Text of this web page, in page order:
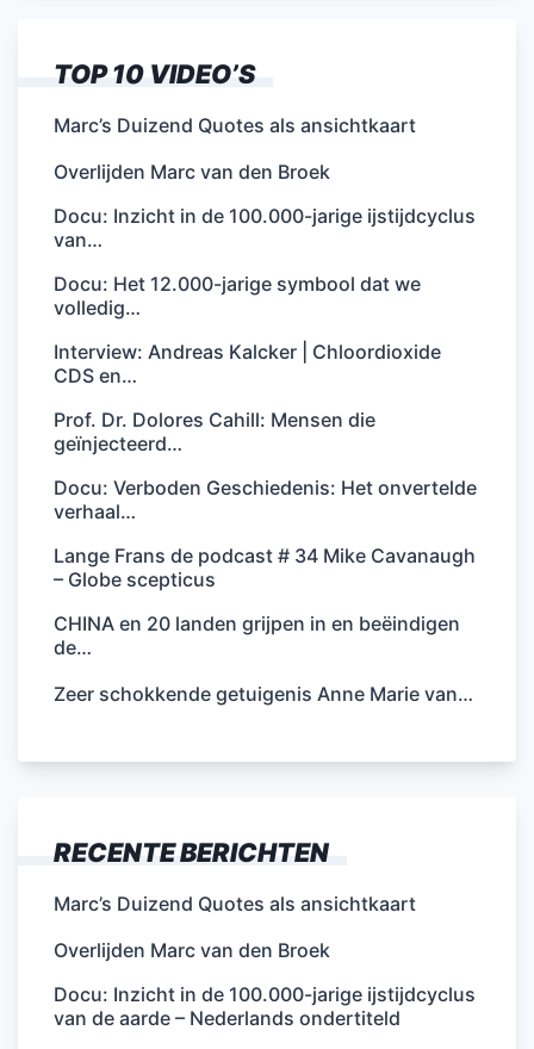
TOP 10 VIDEO’S
Marc’s Duizend Quotes als ansichtkaart
Overlijden Marc van den Broek
Docu: Inzicht in de 100.000-jarige ijstijdcyclus
van…
Docu: Het 12.000-jarige symbool dat we
volledig…
Interview: Andreas Kalcker | Chloordioxide
CDS en…
Prof. Dr. Dolores Cahill: Mensen die
geïnjecteerd…
Docu: Verboden Geschiedenis: Het onvertelde
verhaal…
Lange Frans de podcast # 34 Mike Cavanaugh
– Globe scepticus
CHINA en 20 landen grijpen in en beëindigen
de…
Zeer schokkende getuigenis Anne Marie van…
RECENTE BERICHTEN
Marc’s Duizend Quotes als ansichtkaart
Overlijden Marc van den Broek
Docu: Inzicht in de 100.000-jarige ijstijdcyclus
van de aarde – Nederlands ondertiteld